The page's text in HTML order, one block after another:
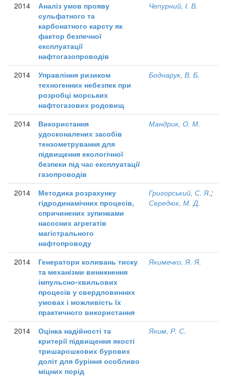
2014
Аналіз умов прояву
сульфатного та
карбонатного карсту як
фактор безпечної
експлуатації
нафтогазопроводів
Чепурний, І. В.
2014
Управління ризиком
техногенних небезпек при
розробці морських
нафтогазових родовищ
Боднарук, В. Б.
2014
Використання
удосконалених засобів
тензометрування для
підвищення екологічної
безпеки під час експлуатації
газопроводів
Мандрик, О. М.
2014
Методика розрахунку
гідродинамічних процесів,
спричинених зупинками
насосних агрегатів
магістрального
нафтопроводу
Григорський, С. Я.;
Середюк, М. Д.
2014
Генератори коливань тиску
та механізми виникнення
імпульсно-хвильових
процесів у свердловинних
умовах і можливість їх
практичного використання
Якимечко, Я. Я.
2014
Оцінка надійності та
критерії підвищення якості
тришарошкових бурових
доліт для буріння особливо
міцних порід
Яким, Р. С.